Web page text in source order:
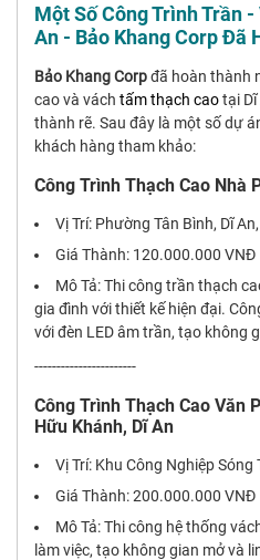
Một Số Công Trình Trần
An - Bảo Khang Corp Đã
Bảo Khang Corpđã hoàn thành
cao và vách tấm thạch caotại
thành rẽ. Sau đây là một số dự
khách hàng tham khảo:
Công Trình Thạch Cao Nhà
Vị Trí: Phường Tân Bình, Dĩ
Giá Thành: 120.000.000 VNĐ
Mô Tả: Thi công trần thạch
gia đình với thiết kế hiện đại.
với đèn LED âm trần, tạo không
-----------------------
Công Trình Thạch Cao Văn
Hữu Khánh, Dĩ An
Vị Trí: Khu Công Nghiệp Sóng
Giá Thành: 200.000.000 VNĐ
Mô Tả: Thi công hệ thống
làm việc, tạo không gian mở và